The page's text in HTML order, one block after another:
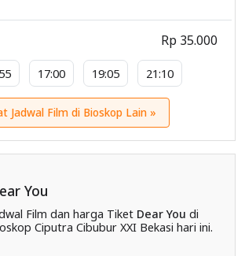
17:00 19:05 21:10
Rp 35.000
Jadwal Film di Bioskop Lain »
You
Film dan harga Tiket Dear You di
Ciputra Cibubur XXI Bekasi hari ini.